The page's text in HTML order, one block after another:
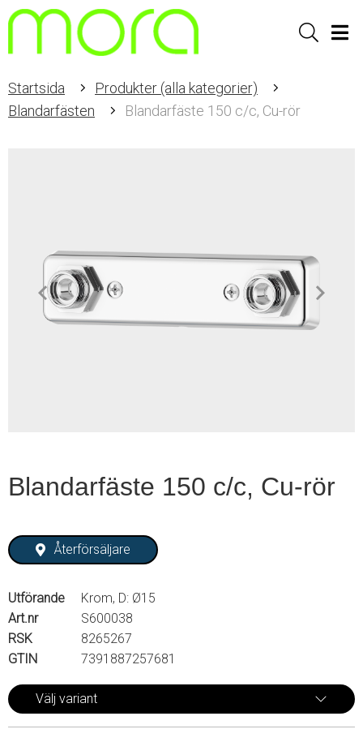
Sök
Startsida
Produkter (alla kategorier)
Blandarfästen
Blandarfäste 150 c/c, Cu-rör
Blandarfäste 150 c/c, Cu-rör
Återförsäljare
Utförande
Krom, D: Ø15
Art.nr
S600038
RSK
8265267
GTIN
7391887257681
Välj variant